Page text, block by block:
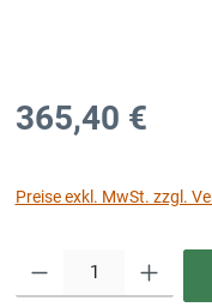
365,40 €
Preise exkl. MwSt. zzgl.